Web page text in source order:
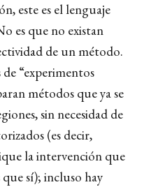
este es el lenguaje
es que no existan
de un método.
“experimentos
métodos que ya se
sin necesidad de
(es decir,
la intervención que
que sí); incluso hay